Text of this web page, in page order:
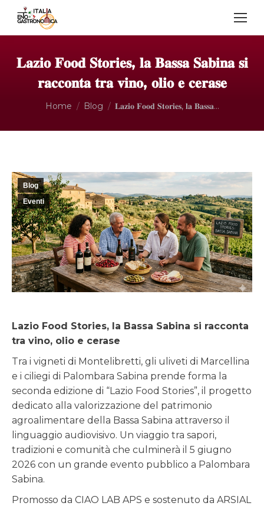
𝐋𝐚𝐳𝐢𝐨 𝐅𝐨𝐨𝐝 𝐒𝐭𝐨𝐫𝐢𝐞𝐬, 𝐥𝐚 𝐁𝐚𝐬𝐬𝐚 𝐒𝐚𝐛𝐢𝐧𝐚 𝐬𝐢
𝐫𝐚𝐜𝐜𝐨𝐧𝐭𝐚 𝐭𝐫𝐚 𝐯𝐢𝐧𝐨, 𝐨𝐥𝐢𝐨 𝐞 𝐜𝐞𝐫𝐚𝐬𝐞
Tu sei qui:
Home Blog 𝐋𝐚𝐳𝐢𝐨 𝐅𝐨𝐨𝐝 𝐒𝐭𝐨𝐫𝐢𝐞𝐬, 𝐥𝐚 𝐁𝐚𝐬𝐬𝐚…
Blog
Eventi
Lazio Food Stories, la Bassa Sabina si racconta
tra vino, olio e cerase
Tra i vigneti di Montelibretti, gli uliveti di Marcellina
e i ciliegi di Palombara Sabina prende forma la
seconda edizione di “Lazio Food Stories”, il progetto
dedicato alla valorizzazione del patrimonio
agroalimentare della Bassa Sabina attraverso il
linguaggio audiovisivo. Un viaggio tra sapori,
tradizioni e comunità che culminerà il 5 giugno
2026 con un grande evento pubblico a Palombara
Sabina.
Promosso da CIAO LAB APS e sostenuto da ARSIAL